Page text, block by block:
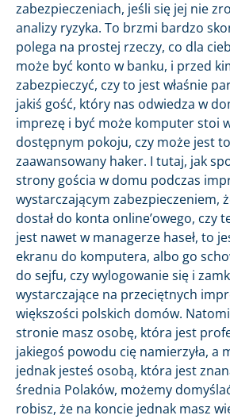
zabezpieczeniach, jeśli się jej nie
analizy ryzyka. To brzmi bardzo
polega na prostej rzeczy, co dla
może być konto w banku, i przed
zabezpieczyć, czy to jest właśnie
jakiś gość, który nas odwiedza w
imprezę i być może komputer stoi
dostępnym pokoju, czy może jest
zaawansowany haker. I tutaj, jak
strony gościa w domu podczas
wystarczającym zabezpieczeniem,
dostał do konta online’owego, czy
jest nawet w managerze haseł, to
ekranu do komputera, albo go
do sejfu, czy wylogowanie się i
wystarczające na przeciętnych
większości polskich domów.
stronie masz osobę, która jest
jakiegoś powodu cię namierzyła, a
jednak jesteś osobą, która jest
średnia Polaków, możemy
robisz, że na koncie jednak masz